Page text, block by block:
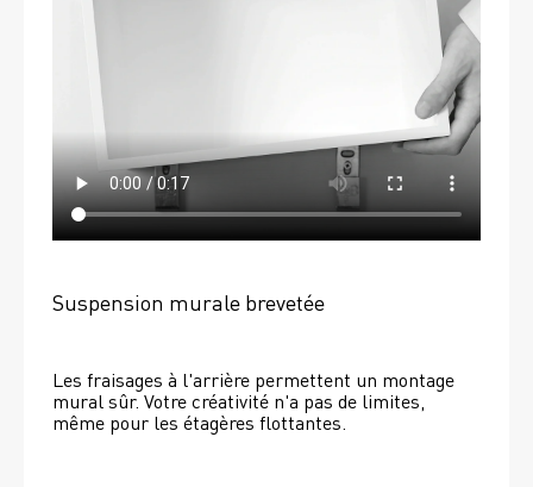
Suspension murale brevetée
Les fraisages à l'arrière permettent un montage
mural sûr. Votre créativité n'a pas de limites,
même pour les étagères flottantes.